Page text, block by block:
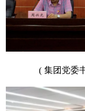
( 集团党委书